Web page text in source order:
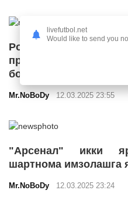
Роналду Бразилия
президенти
бош тортди
Mr.NoBoDy 12.03.2025 23:55
"Арсенал" икки
шартнома имзолашга
Mr.NoBoDy 12.03.2025 23:24
livefutbol.net
Would like to send you